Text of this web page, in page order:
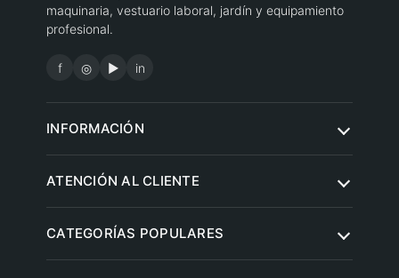
maquinaria, vestuario laboral, jardín y equipamiento
profesional.
f ◎ ▶ in
ATENCIÓN AL CLIENTE
INFORMACIÓN
Aviso legal
CATEGORÍAS POPULARES